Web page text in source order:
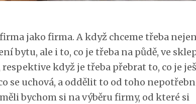
jako firma. A když chceme třeba
bytu, ale i to, co je třeba na půdě, ve
když je třeba přebrat to, co je
se uchová, a oddělit to od toho
bychom si na výběru firmy, od které si